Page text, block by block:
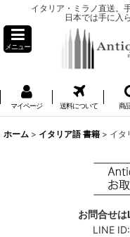
イタリア・ミラノ直送。
日本では手に入
メニュー
マイページ 送料について 商
ホーム > イタリア語 書籍 > イタ
お問合せ
LINE